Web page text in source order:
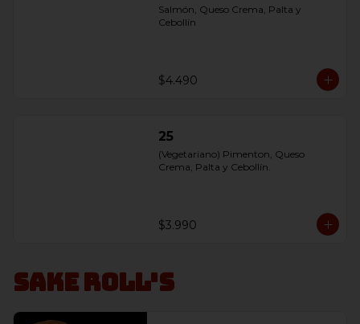
Salmón, Queso Crema, Palta y
Cebollín
$4.490
25
(Vegetariano) Pimenton, Queso
Crema, Palta y Cebollín.
$3.990
Sake Roll's